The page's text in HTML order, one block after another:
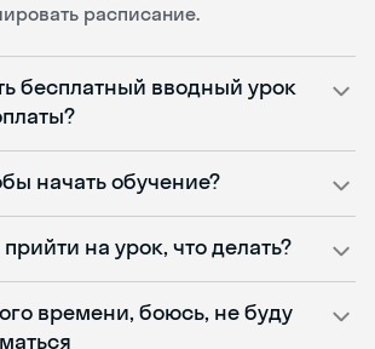
расписание.
бесплатный вводный урок
начать обучение?
на урок, что делать?
времени, боюсь, не буду